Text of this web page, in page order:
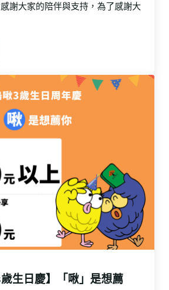
感謝大家的陪伴與支持，為了感謝大
恩優惠！啾是要你一路發
生日慶】「啾」是想薦